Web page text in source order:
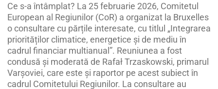
Ce s-a întâmplat? La 25 februarie 2026, Comitetul
European al Regiunilor (CoR) a organizat la Bruxelles
o consultare cu părțile interesate, cu titlul „Integrarea
priorităților climatice, energetice și de mediu în
cadrul financiar multianual”. Reuniunea a fost
condusă și moderată de Rafał Trzaskowski, primarul
Varșoviei, care este și raportor pe acest subiect în
cadrul Comitetului Regiunilor. La consultare au